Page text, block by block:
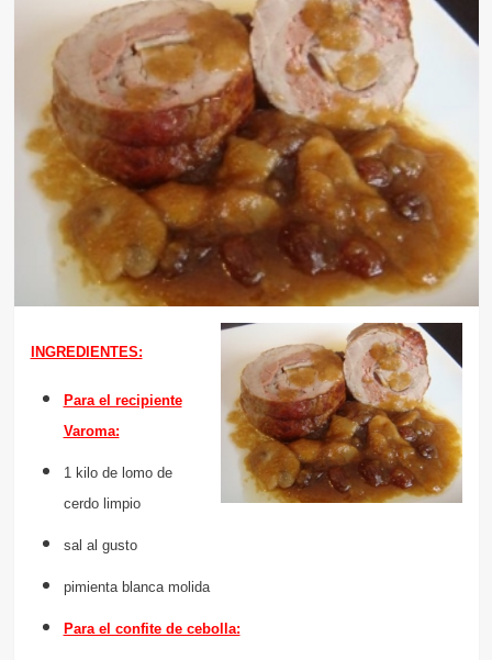
INGREDIENTES:
Para el recipiente
Varoma:
1 kilo de lomo de
cerdo limpio
sal al gusto
pimienta blanca molida
Para el confite de cebolla: